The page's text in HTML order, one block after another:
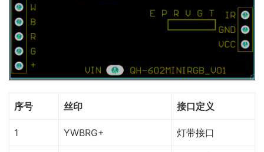
序号 丝印 接口定义
1 YWBRG+ 灯带接口